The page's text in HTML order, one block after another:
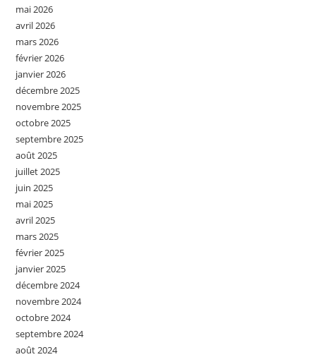
mai 2026
avril 2026
mars 2026
février 2026
janvier 2026
décembre 2025
novembre 2025
octobre 2025
septembre 2025
août 2025
juillet 2025
juin 2025
mai 2025
avril 2025
mars 2025
février 2025
janvier 2025
décembre 2024
novembre 2024
octobre 2024
septembre 2024
août 2024